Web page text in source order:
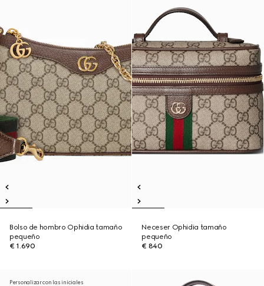
Bolso de hombro Ophidia tamaño
pequeño
€ 1.690
Neceser Ophidia tamaño
pequeño
€ 840
Personalizar con las iniciales